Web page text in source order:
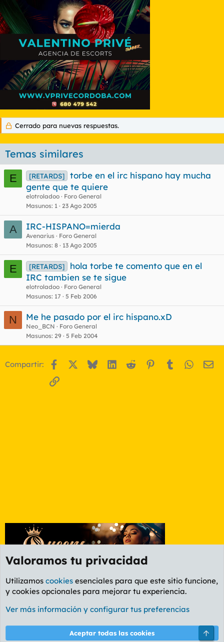
Cerrado para nuevas respuestas.
Temas similares
E
[RETARDS]
torbe en el irc hispano hay mucha
gente que te quiere
elotroladoo
Foro General
Masunos 1 23 Ago 2005
A IRC-HISPANO=mierda
Avenarius
Foro General
Masunos 8 13 Ago 2005
E [RETARDS]
hola torbe te comento que en el
IRC tambien se te sigue
elotroladoo
Foro General
Masunos 17 5 Feb 2006
N Me he pasado por el irc hispano.xD
Neo_BCN
Foro General
Masunos 29 5 Feb 2004
Compartir: Facebook BlueskyLinkedIn
Reddit Pinterest
Tumblr
Enlace
Foro General
Cookies
PL OLDSTYLE AMARILLO
Términos y reglas Política de privacidad Ayuda
Valoramos tu privacidad
Utilizamos cookies esenciales para que este sitio funcione,
y cookies opcionales para mejorar tu experiencia.
Ver más información y configurar tus preferencias
Aceptar todas las cookies